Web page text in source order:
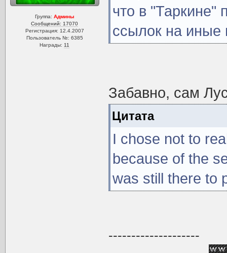
Группа: Админы
Сообщений: 17070
Регистрация: 12.4.2007
Пользователь №: 6385
Награды: 11
что в "Таркине"
ссылок на иные
Забавно, сам
Цитата
I chose not to
because of the
was still there to
--------------------